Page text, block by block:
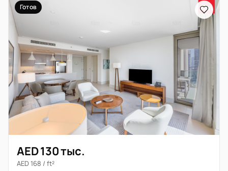
Готов
AED 130 тыс.
AED 168 / ft²